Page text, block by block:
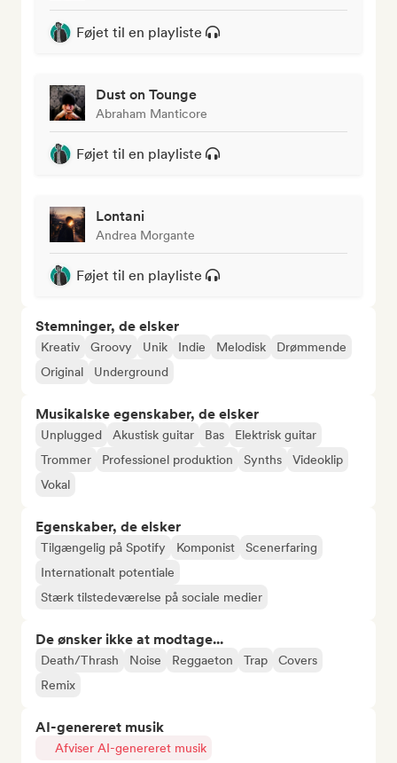
Føjet til en playliste
Dust on Tounge
Abraham Manticore
Føjet til en playliste
Lontani
Andrea Morgante
Føjet til en playliste
Stemninger, de elsker
Kreativ Groovy Unik Indie Melodisk
Drømmende
Original
Underground
Musikalske egenskaber, de elsker
Unplugged Akustisk guitar Bas
Elektrisk guitar
Trommer
Professionel produktion Synths
Videoklip
Vokal
Egenskaber, de elsker
Tilgængelig på Spotify Komponist
Scenerfaring
Internationalt potentiale
Stærk tilstedeværelse på sociale medier
De ønsker ikke at modtage...
Death/Thrash Noise Reggaeton Trap
Covers
Remix
AI-genereret musik
Afviser AI-genereret musik